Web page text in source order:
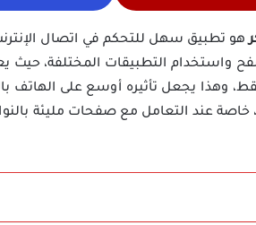
واستخدام التطبيقات المختلفة،
وهذا يجعل تأثيره أوسع على
عند التعامل مع صفحات مليئة